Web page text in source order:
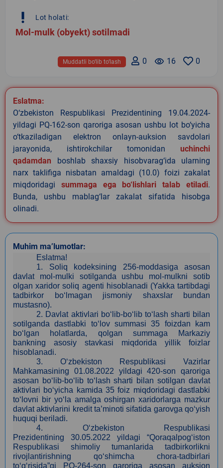
priority_high Lot holati:
Mol-mulk (obyekt) sotilmadi
0
remove_red_eye 16
0
Muddatli bo‘lib to‘lash
Eslatma:
O‘zbekiston Respublikasi Prezidentining 19.04.2024-
yildagi PQ-162-son qaroriga asosan ushbu lot bo‘yicha
o‘tkaziladigan elektron onlayn-auksion savdolari
jarayonida, ishtirokchilar tomonidan uchinchi
qadamdan boshlab shaxsiy hisobvarag‘ida ularning
narx taklifiga nisbatan amaldagi (10.0) foizi zakalat
miqdoridagi summaga ega bo‘lishlari talab etiladi.
Bunda, ushbu mablag‘lar zakalat sifatida hisobga
olinadi.
Muhim ma’lumotlar:
Eslatma!
1. Soliq kodeksining 256-moddasiga asosan
davlat mol-mulki sotilganda ushbu mol-mulkni sotib
olgan xaridor soliq agenti hisoblanadi (Yakka tartibdagi
tadbirkor bo‘lmagan jismoniy shaxslar bundan
mustasno).
2. Davlat aktivlari bo‘lib-bo‘lib to‘lash sharti bilan
sotilganda dastlabki to‘lov summasi 35 foizdan kam
bo‘lgan holatlarda, qolgan summaga Markaziy
bankning asosiy stavkasi miqdorida yillik foizlar
hisoblanadi.
3. O‘zbekiston Respublikasi Vazirlar
Mahkamasining 01.08.2022 yildagi 420-son qaroriga
asosan bo‘lib-bo‘lib to‘lash sharti bilan sotilgan davlat
aktivlari bo‘yicha kamida 35 foiz miqdoridagi dastlabki
to‘lovni bir yo‘la amalga oshirgan xaridorlarga mazkur
davlat aktivlarini kredit ta’minoti sifatida garovga qo‘yish
huquqi beriladi.
4. O‘zbekiston Respublikasi
Prezidentining 30.05.2022 yildagi “Qoraqalpog‘iston
Respublikasi shimoliy tumanlarida tadbirkorlikni
rivojlantirishning qo‘shimcha chora-tadbirlari
to‘g‘risida”gi PQ-264-son qaroriga asosan auksion